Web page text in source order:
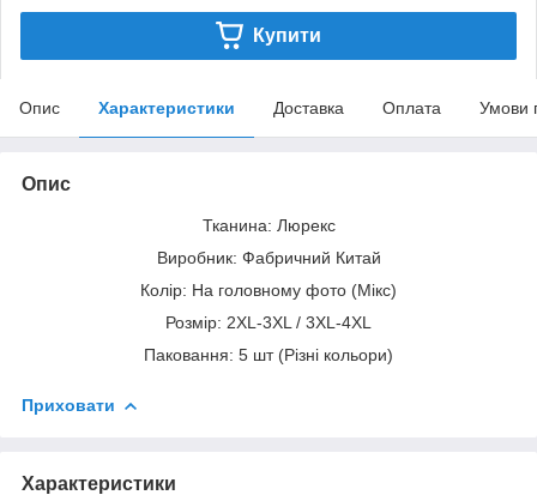
Купити
Опис Характеристики Доставка Оплата Умови
Опис
Тканина: Люрекс
Виробник: Фабричний Китай
Колір: На головному фото (Мікс)
Розмір: 2XL-3XL / 3XL-4XL
Паковання: 5 шт (Різні кольори)
Приховати
Характеристики